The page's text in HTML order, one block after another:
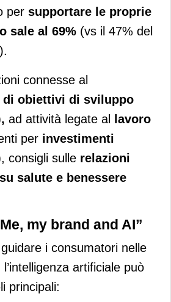
per supportare le proprie
sale al 69% (vs il 47% del
connesse al
di obiettivi di sviluppo
ad attività legate al lavoro
per investimenti
, consigli sulle relazioni
su salute e benessere
my brand and AI”
i consumatori nelle
artificiale può
principali: